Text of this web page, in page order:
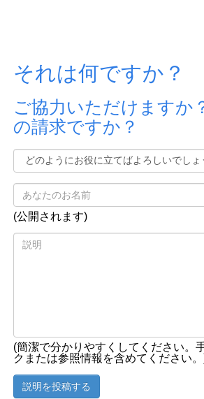
それは何ですか？
ご協力いただけますか
の請求ですか？
(公開されます)
(簡潔で分かりやすくしてください。
クまたは参照情報を含めてください